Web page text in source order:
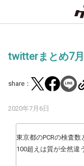
twitterまとめ7
share：
2020年7月6日
東京都のPCRの検査
100超えは質が全然違